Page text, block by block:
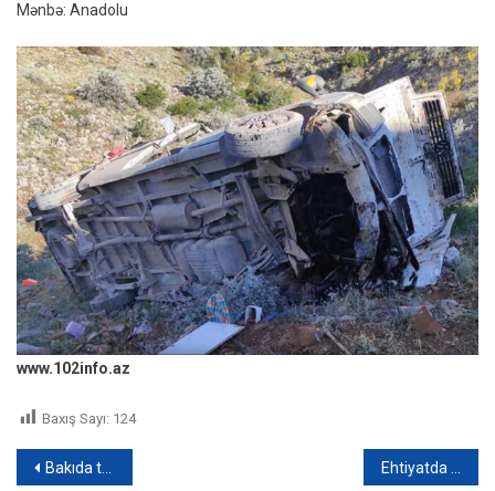
Mənbə: Anadolu
www.102info.az
Baxış Sayı: 124
Yazı
Bakıda tiryəkxana təşkil edən şəxslər ƏLƏ KEÇDİLƏR – FOTO/VİDEO